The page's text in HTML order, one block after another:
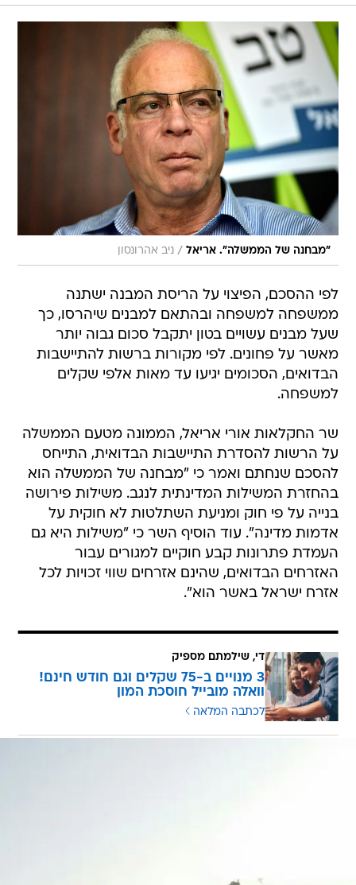
"מבחנה של הממשלה". אריאל / ניב אהרונסון
לפי ההסכם, הפיצוי על הריסת המבנה ישתנה
ממשפחה למשפחה ובהתאם למבנים שיהרסו, כך
שעל מבנים עשויים בטון יתקבל סכום גבוה יותר
מאשר על פחונים. לפי מקורות ברשות להתיישבות
הבדואים, הסכומים יגיעו עד מאות אלפי שקלים
למשפחה.
שר החקלאות אורי אריאל, הממונה מטעם הממשלה
על הרשות להסדרת התיישבות הבדואית, התייחס
להסכם שנחתם ואמר כי "מבחנה של הממשלה הוא
בהחזרת המשילות המדינתית לנגב. משילות פירושה
בנייה על פי חוק ומניעת השתלטות לא חוקית על
אדמות מדינה". עוד הוסיף השר כי "משילות היא גם
העמדת פתרונות קבע חוקיים למגורים עבור
האזרחים הבדואים, שהינם אזרחים שווי זכויות לכל
אזרח ישראל באשר הוא".
די, שילמתם מספיק
3 מנויים ב-75 שקלים וגם חודש חינם!
וואלה מובייל חוסכת המון
לכתבה המלאה